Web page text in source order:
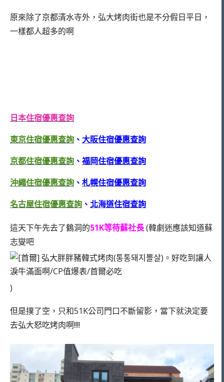
原來除了京都清水寺外，弘大烤肉街也是不分假日平日，
一樣都人超多的啊
日本住宿優惠查詢
東京住宿優惠查詢 、 大阪住宿優惠查詢
京都住宿優惠查詢 、 福岡住宿優惠查詢
沖繩住宿優惠查詢 、 札幌住宿優惠查詢
名古屋住宿優惠查詢 、 北海道住宿查詢
這天下午先去了鶴洞的51K等待蘇社長(韓劇迷應該知道蘇
志燮吧
)
但是撲了空，只和51K公司門口不斷留影，當下就決定要
去弘大怒吃烤肉啊!!!!